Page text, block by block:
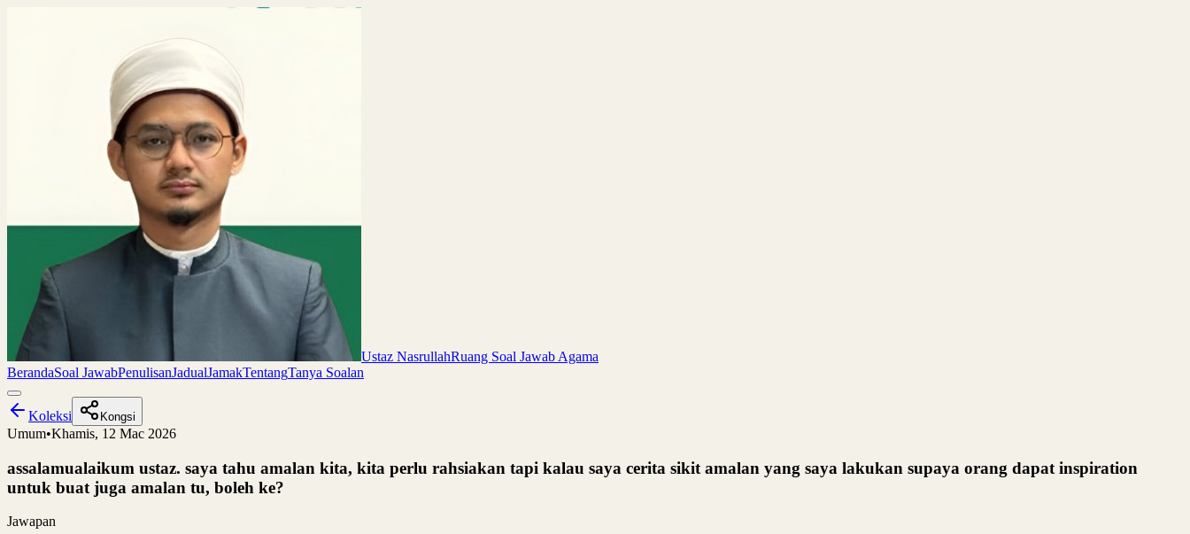
Ustaz NasrullahRuang Soal Jawab Agama
BerandaSoal JawabPenulisanJadualJamakTentangTanya Soalan
Koleksi Kongsi
Umum•Khamis, 12 Mac 2026
assalamualaikum ustaz. saya tahu amalan kita, kita perlu rahsiakan tapi kalau saya cerita sikit amalan yang saya lakukan supaya orang dapat inspiration
untuk buat juga amalan tu, boleh ke?
Jawapan